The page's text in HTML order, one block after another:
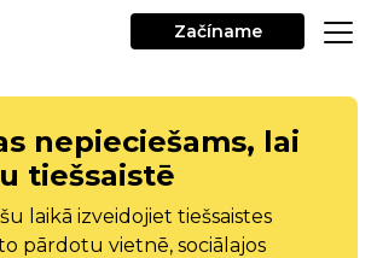
Začíname
nepieciešams, lai
tiešsaistē
laikā izveidojiet tiešsaistes
pārdotu vietnē, sociālajos